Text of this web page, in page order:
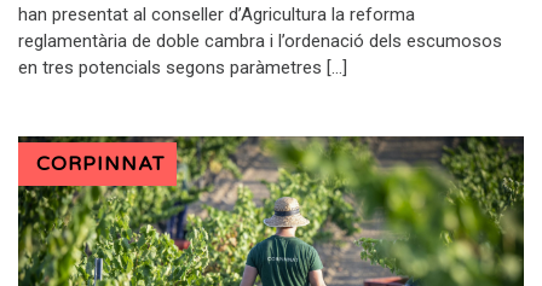
han presentat al conseller d’Agricultura la reforma
reglamentària de doble cambra i l’ordenació dels escumosos
en tres potencials segons paràmetres […]
CORPINNAT